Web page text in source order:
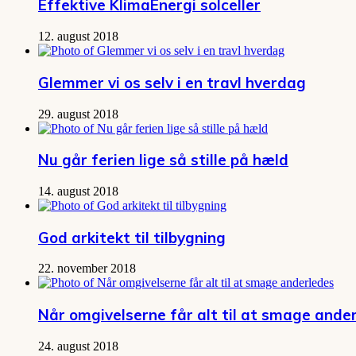
Effektive KlimaEnergi solceller
12. august 2018
Glemmer vi os selv i en travl hverdag
29. august 2018
Nu går ferien lige så stille på hæld
14. august 2018
God arkitekt til tilbygning
22. november 2018
Når omgivelserne får alt til at smage
24. august 2018